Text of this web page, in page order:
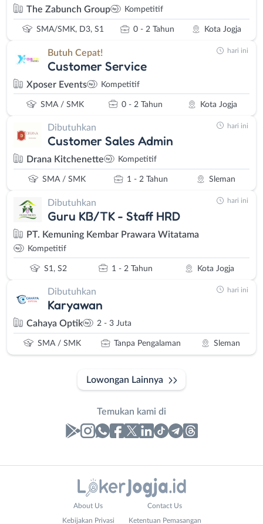
The Zabunch Group Kompetitif
SMA/SMK, D3, S1 0 - 2 Tahun Kota Jogja
Butuh Cepat!
Customer Service
Xposer Events Kompetitif
SMA / SMK 0 - 2 Tahun Kota Jogja
hari ini
Dibutuhkan
Customer Sales Admin
Drana Kitchenette Kompetitif
SMA / SMK 1 - 2 Tahun Sleman
hari ini
Dibutuhkan
Guru KB/TK - Staff HRD
PT. Kemuning Kembar Prawara Witatama
Kompetitif
S1, S2 1 - 2 Tahun Kota Jogja
hari ini
Dibutuhkan
Karyawan
Cahaya Optik 2 - 3 Juta
SMA / SMK Tanpa Pengalaman Sleman
hari ini
Lowongan Lainnya
Temukan kami di
About Us Contact Us
Kebijakan Privasi Ketentuan Pemasangan